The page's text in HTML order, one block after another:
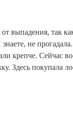
от выпадения, так
не
крепче. Сейчас
Здесь покупала